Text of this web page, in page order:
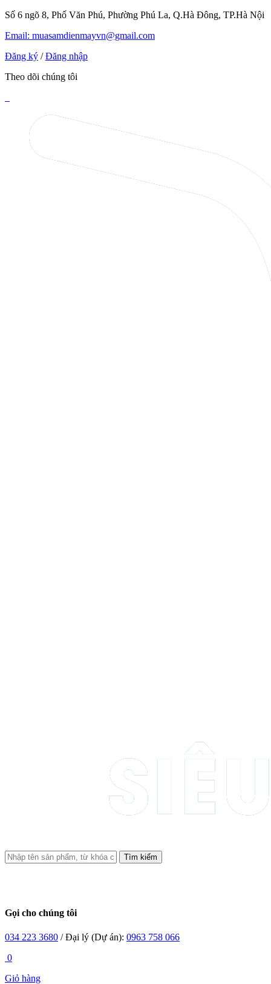
Số 6 ngõ 8, Phố Văn Phú, Phường Phú La, Q.Hà Đông, TP.Hà Nội
Email: muasamdienmayvn@gmail.com
Đăng ký / Đăng nhập
Theo dõi chúng tôi
Tìm kiếm
Gọi cho chúng tôi
034 223 3680 / Đại lý (Dự án): 0963 758 066
0
Giỏ hàng